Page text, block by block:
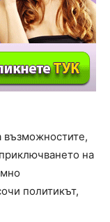
възможностите,
на
политикът,